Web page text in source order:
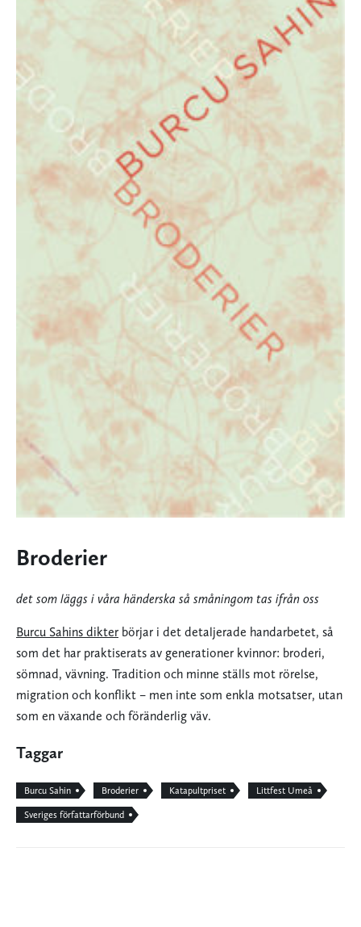
Broderier
det som läggs i våra händerska så småningom tas ifrån oss
Burcu Sahins dikter börjar i det detaljerade handarbetet, så
som det har praktiserats av generationer kvinnor: broderi,
sömnad, vävning. Tradition och minne ställs mot rörelse,
migration och konflikt – men inte som enkla motsatser, utan
som en växande och föränderlig väv.
Taggar
Burcu Sahin Broderier Katapultpriset Littfest Umeå
Sveriges författarförbund